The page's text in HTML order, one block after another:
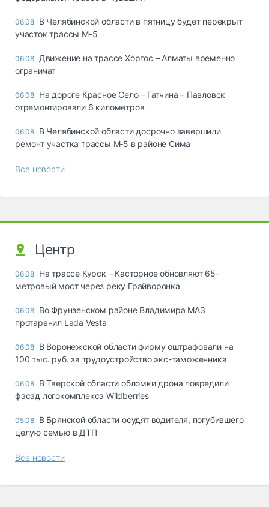
06.08 В Челябинской области в пятницу будет перекрыт
участок трассы М-5
06.08 Движение на трассе Хоргос – Алматы временно
ограничат
06.08 На дороге Красное Село – Гатчина – Павловск
отремонтировали 6 километров
06.08 В Челябинской области досрочно завершили
ремонт участка трассы М‑5 в районе Сима
Все новости
Центр
06.08 На трассе Курск – Касторное обновляют 65-
метровый мост через реку Грайворонка
06.08 Во Фрунзенском районе Владимира МАЗ
протаранил Lada Vesta
06.08 В Воронежской области фирму оштрафовали на
100 тыс. руб. за трудоустройство экс-таможенника
06.08 В Тверской области обломки дрона повредили
фасад логокомплекса Wildberries
05.08 В Брянской области осудят водителя, погубившего
целую семью в ДТП
Все новости